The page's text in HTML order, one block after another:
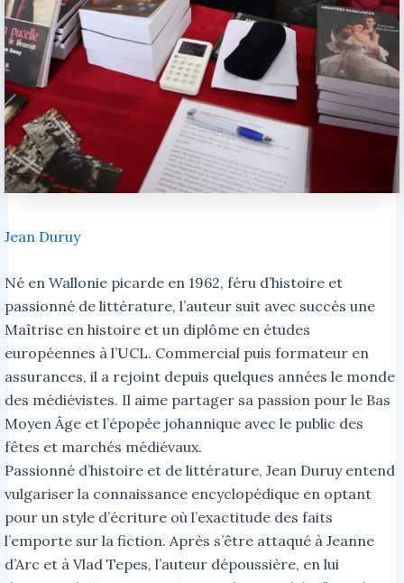
Jean Duruy
Né en Wallonie picarde en 1962, féru d’histoire et
passionné de littérature, l’auteur suit avec succès une
Maîtrise en histoire et un diplôme en études
européennes à l’UCL. Commercial puis formateur en
assurances, il a rejoint depuis quelques années le monde
des médiévistes. Il aime partager sa passion pour le Bas
Moyen Âge et l’épopée johannique avec le public des
fêtes et marchés médiévaux.
Passionné d’histoire et de littérature, Jean Duruy entend
vulgariser la connaissance encyclopédique en optant
pour un style d’écriture où l’exactitude des faits
l’emporte sur la fiction. Après s’être attaqué à Jeanne
d’Arc et à Vlad Tepes, l’auteur dépoussière, en lui